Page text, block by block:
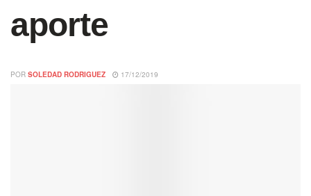
aporte
POR SOLEDAD RODRIGUEZ 17/12/2019